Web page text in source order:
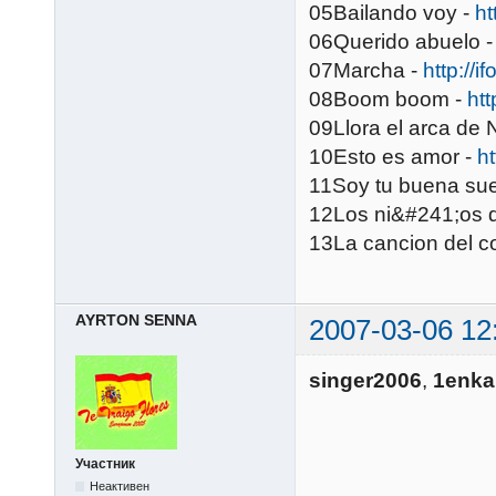
05Bailando voy -
06Querido abuelo
07Marcha - http://
08Boom boom -
09Llora el arca de
10Esto es amor -
11Soy tu buena
12Los ni&#241;os
13La cancion del
AYRTON SENNA 2007-03-06
Участник
Неактивен
singer2006, 1enka